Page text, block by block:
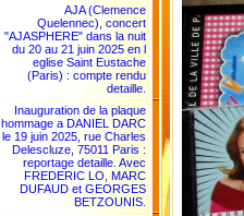
AJA (Clemence
Quelennec), concert
"AJASPHERE" dans la nuit
du 20 au 21 juin 2025 en l
eglise Saint Eustache
(Paris) : compte rendu
detaille.
Inauguration de la plaque
hommage a DANIEL DARC
le 19 juin 2025, rue Charles
Delescluze, 75011 Paris :
reportage detaille. Avec
FREDERIC LO, MARC
DUFAUD et GEORGES
BETZOUNIS.